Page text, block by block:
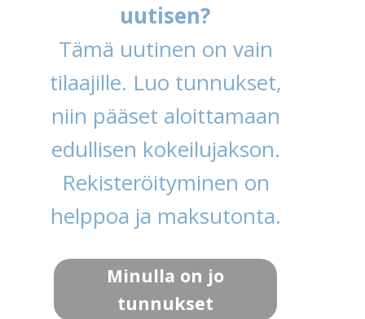
uutisen?
Tämä uutinen on vain
tilaajille. Luo tunnukset,
niin pääset aloittamaan
edullisen kokeilujakson.
Rekisteröityminen on
helppoa ja maksutonta.
Minulla on jo
tunnukset